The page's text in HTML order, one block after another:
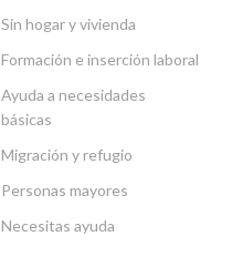
Sin hogar y vivienda
Formación e inserción laboral
Ayuda a necesidades
básicas
Migración y refugio
Personas mayores
Necesitas ayuda